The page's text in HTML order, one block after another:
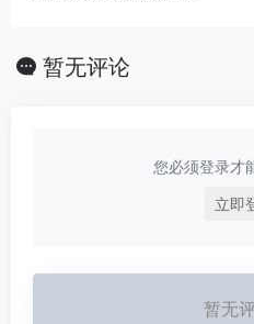
暂无评论
您必须登录才
立即
暂无